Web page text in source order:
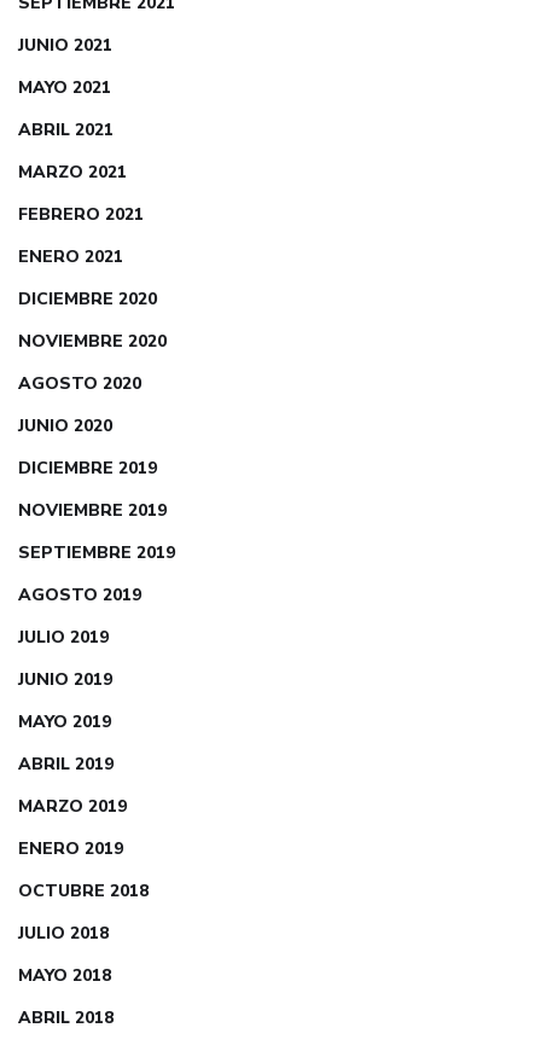
JUNIO 2021
MAYO 2021
ABRIL 2021
MARZO 2021
FEBRERO 2021
ENERO 2021
DICIEMBRE 2020
NOVIEMBRE 2020
AGOSTO 2020
JUNIO 2020
DICIEMBRE 2019
NOVIEMBRE 2019
SEPTIEMBRE 2019
AGOSTO 2019
JULIO 2019
JUNIO 2019
MAYO 2019
ABRIL 2019
MARZO 2019
ENERO 2019
OCTUBRE 2018
JULIO 2018
MAYO 2018
ABRIL 2018